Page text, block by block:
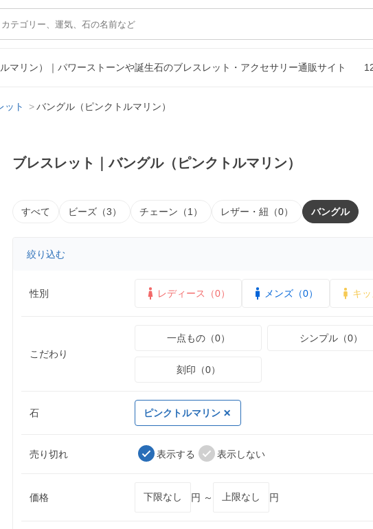
マリン）｜パワーストーンや誕生石のブレスレット・アクセサリー通販サイト
ット バングル（ピンクトルマリン）
ブレスレット｜バングル（ピンクトルマリン）
すべて ビーズ（3） チェーン（1） レザー・紐（0） バングル
絞り込む
性別 レディース（0） メンズ（0） キッ
こだわり
一点もの（0） シンプル（0）
刻印（0）
石 ピンクトルマリン
売り切れ 表示する 表示しない
価格 円 ～ 円